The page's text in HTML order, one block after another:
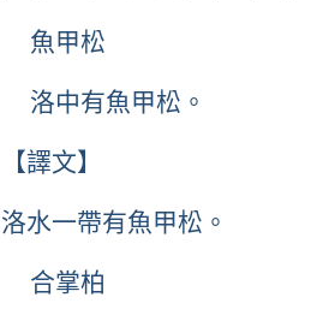
魚甲松
洛中有魚甲松。
【譯文】
洛水一帶有魚甲松。
合掌柏